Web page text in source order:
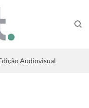
Audiovisual